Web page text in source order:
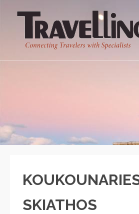
SKIATHOS